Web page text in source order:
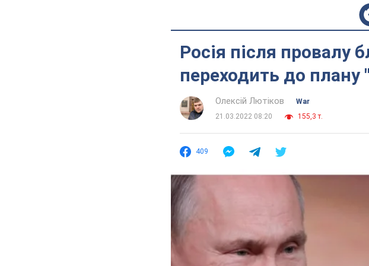
Росія після провалу
переходить до плану
Олексій Лютіков
War
21.03.2022 08:20
155,3 т.
409